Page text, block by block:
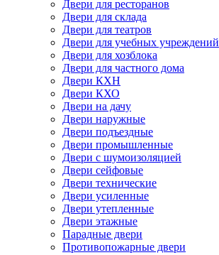
Двери для ресторанов
Двери для склада
Двери для театров
Двери для учебных учреждений
Двери для хозблока
Двери для частного дома
Двери КХН
Двери КХО
Двери на дачу
Двери наружные
Двери подъездные
Двери промышленные
Двери с шумоизоляцией
Двери сейфовые
Двери технические
Двери усиленные
Двери утепленные
Двери этажные
Парадные двери
Противопожарные двери